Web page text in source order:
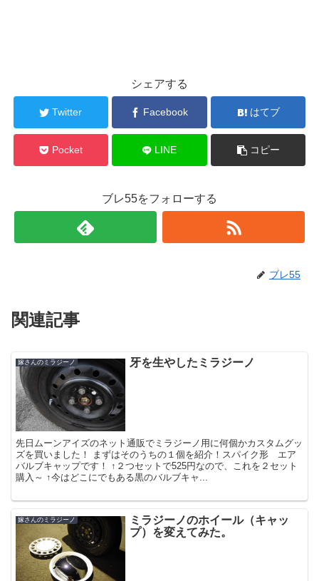
シェアする
Twitter Facebook はてブ
Pocket LINE コピー
ブレ55をフォローする
ブレ55
関連記事
嫁さんのミラジーノ 牙を生やしたミラジーノ
先日ムーンアイズのネット通販でミラジーノ用に何個かカスタムグッ
ズを買いました！ まずはそのうちの１個を紹介！スパイク形 エア
バルブキャップです！ ↑２つセットで525円なので、これを２セット
購入～ ↑今はどこにでもある黒のバルブキャ...
嫁さんのミラジーノ
ミラジーノのホイール（キャッ
プ）を変えてみた。